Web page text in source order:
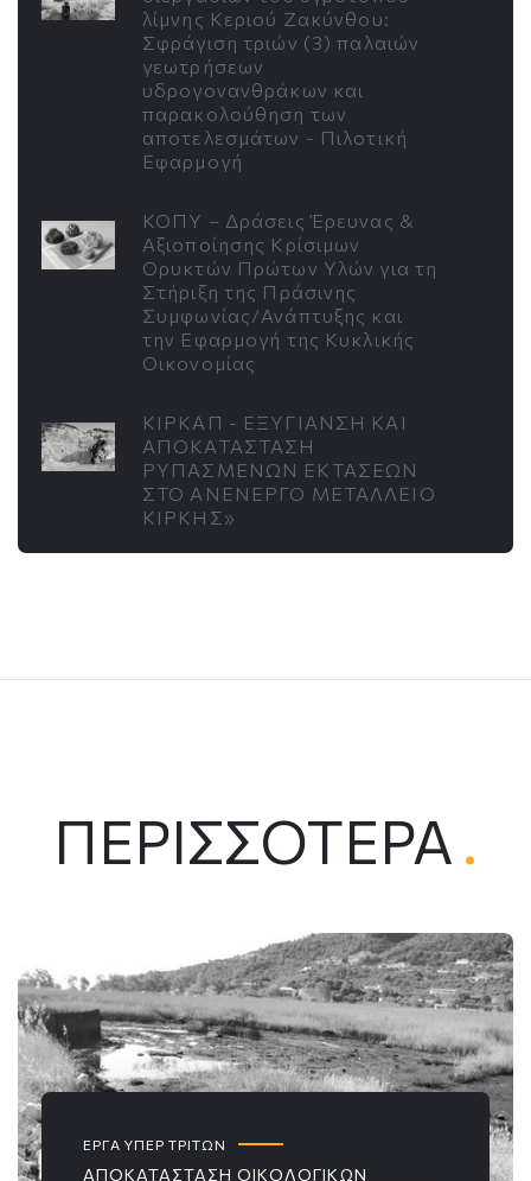
λίμνης Κεριού Ζακύνθου:
Σφράγιση τριών (3) παλαιών
γεωτρήσεων
υδρογονανθράκων και
παρακολούθηση των
αποτελεσμάτων - Πιλοτική
Εφαρμογή
ΚΟΠΥ – Δράσεις Έρευνας &
Αξιοποίησης Κρίσιμων
Ορυκτών Πρώτων Υλών για τη
Στήριξη της Πράσινης
Συμφωνίας/Ανάπτυξης και
την Εφαρμογή της Κυκλικής
Οικονομίας
ΚΙΡΚΑΠ - ΕΞΥΓΙΑΝΣΗ ΚΑΙ
ΑΠΟΚΑΤΑΣΤΑΣΗ
ΡΥΠΑΣΜΕΝΩΝ ΕΚΤΑΣΕΩΝ
ΣΤΟ ΑΝΕΝΕΡΓΟ ΜΕΤΑΛΛΕΙΟ
ΚΙΡΚΗΣ»
ΠΕΡΙΣΣΌΤΕΡΑ .
ΕΡΓΑ ΥΠΕΡ ΤΡΙΤΩΝ
ΑΠΟΚΑΤΆΣΤΑΣΗ ΟΙΚΟΛΟΓΙΚΏΝ